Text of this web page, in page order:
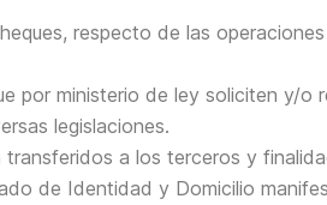
respecto de las
por ministerio de ley soliciten y/o
legislaciones.
a los terceros y
de Identidad y Domicilio